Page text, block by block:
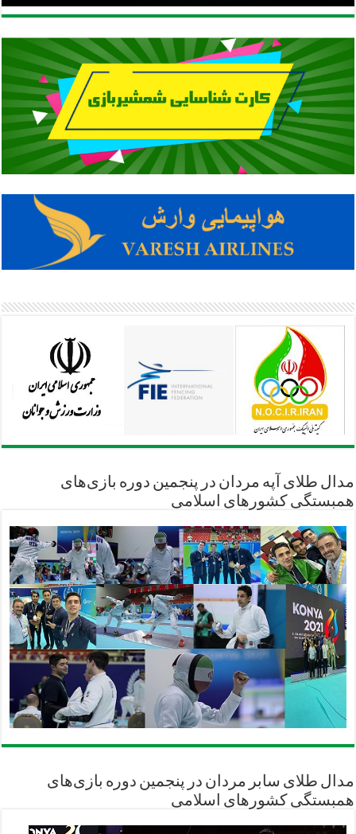
مدال طلای آپه مردان در پنجمین دوره بازی‌های
همبستگی کشورهای اسلامی
مدال طلای سابر مردان در پنجمین دوره بازی‌های
همبستگی کشورهای اسلامی